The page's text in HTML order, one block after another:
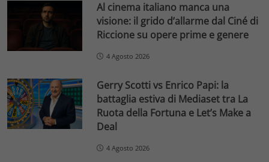
Al cinema italiano manca una
visione: il grido d’allarme dal Ciné di
Riccione su opere prime e genere
4 Agosto 2026
Gerry Scotti vs Enrico Papi: la
battaglia estiva di Mediaset tra La
Ruota della Fortuna e Let’s Make a
Deal
4 Agosto 2026